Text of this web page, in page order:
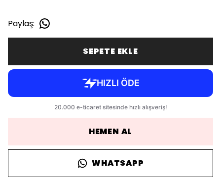
Paylaş:
SEPETE EKLE
HEMEN AL
WHATSAPP